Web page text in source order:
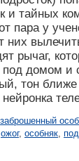
тайных
пара у
них
рычаг,
домом и
тон ближе
заброшенный
ожог, особняк,